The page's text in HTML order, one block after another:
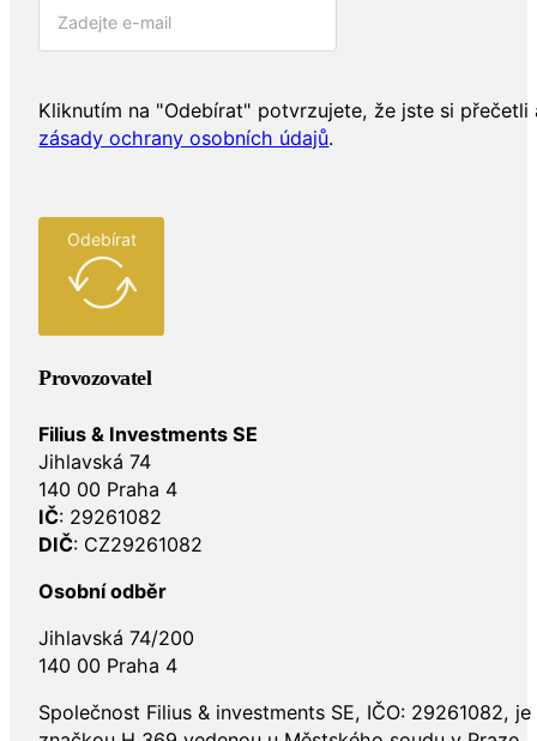
zásady ochrany osobních údajů.
Jihlavská 74
140 00 Praha 4
IČ: 29261082
DIČ: CZ29261082
140 00 Praha 4
značkou H 369 vedenou u Městského soudu v Praze.